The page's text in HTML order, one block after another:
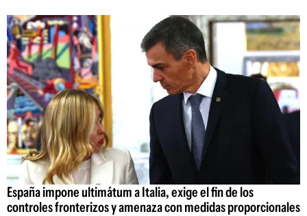
España impone ultimátum a Italia, exige el fin de los
controles fronterizos y amenaza con medidas proporcionales